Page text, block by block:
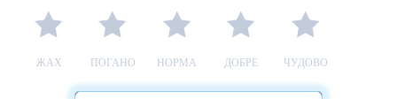
ЖАХ ПОГАНО НОРМА ДОБРЕ ЧУДОВО